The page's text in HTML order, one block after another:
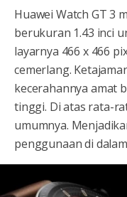
Huawei Watch GT 3
berukuran 1.43 inci
layarnya 466 x 466
cemerlang.
kecerahannya amat
tinggi. Di atas rata-
umumnya.
penggunaan di